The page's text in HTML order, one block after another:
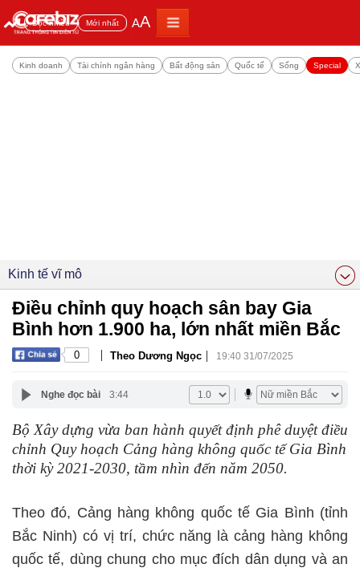
Đọc nhiều Mới nhất AA
Kinh doanh Tài chính ngân hàng Bất động sản Quốc tế Sống Special
Kinh tế vĩ mô
Điều chỉnh quy hoạch sân bay Gia
Bình hơn 1.900 ha, lớn nhất miền Bắc
0 | Theo Dương Ngọc | 19:40 31/07/2025
Nghe đọc bài 3:44
Bộ Xây dựng vừa ban hành quyết định phê duyệt điều
chỉnh Quy hoạch Cảng hàng không quốc tế Gia Bình
thời kỳ 2021-2030, tầm nhìn đến năm 2050.
Theo đó, Cảng hàng không quốc tế Gia Bình (tỉnh
Bắc Ninh) có vị trí, chức năng là cảng hàng không
quốc tế, dùng chung cho mục đích dân dụng và an